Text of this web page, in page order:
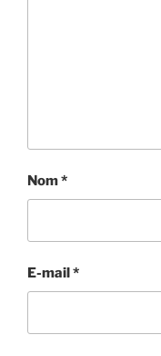
Nom*
E-mail *